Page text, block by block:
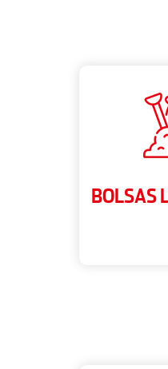
BOLSAS